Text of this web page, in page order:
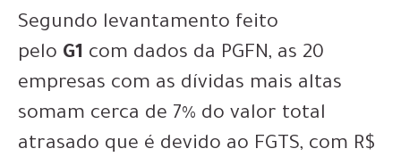
Segundo levantamento feito
pelo G1 com dados da PGFN, as 20
empresas com as dívidas mais altas
somam cerca de 7% do valor total
atrasado que é devido ao FGTS, com R$